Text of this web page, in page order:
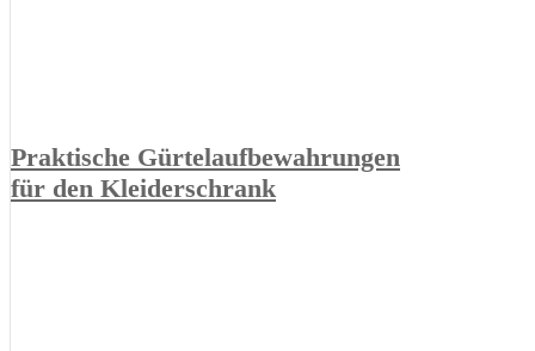
Praktische Gürtelaufbewahrungen
für den Kleiderschrank